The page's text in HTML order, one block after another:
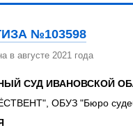
№103598
в августе 2021 года
СУД ИВАНОВСКОЙ
ОБУЗ "Бюро